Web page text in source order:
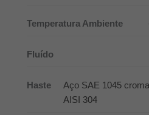
Temperatura Ambiente
Fluído
Haste
Aço SAE 1045
AISI 304